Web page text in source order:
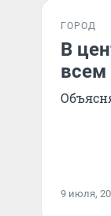
ГОРОД
В
9 июля,